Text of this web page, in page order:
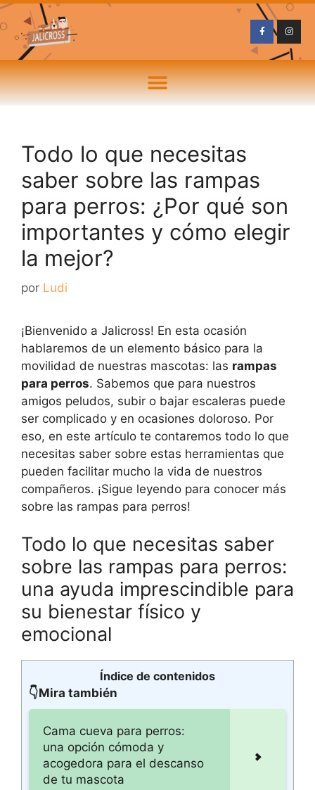
Todo lo que necesitas
saber sobre las rampas
para perros: ¿Por qué son
importantes y cómo elegir
la mejor?
por Ludi
¡Bienvenido a Jalicross! En esta ocasión
hablaremos de un elemento básico para la
movilidad de nuestras mascotas: las rampas
para perros. Sabemos que para nuestros
amigos peludos, subir o bajar escaleras puede
ser complicado y en ocasiones doloroso. Por
eso, en este artículo te contaremos todo lo que
necesitas saber sobre estas herramientas que
pueden facilitar mucho la vida de nuestros
compañeros. ¡Sigue leyendo para conocer más
sobre las rampas para perros!
Todo lo que necesitas saber
sobre las rampas para perros:
una ayuda imprescindible para
su bienestar físico y
emocional
Índice de contenidos
👇Mira también
Cama cueva para perros:
una opción cómoda y
acogedora para el descanso
de tu mascota